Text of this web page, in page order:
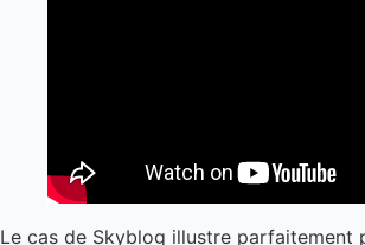
Le cas de Skyblog illustre parfaitement